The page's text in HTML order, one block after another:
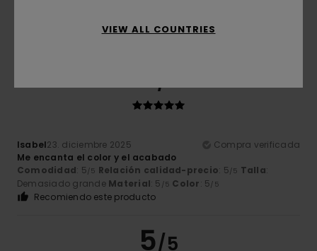
5/5
Isabel23. diciembre 2025
Compra verificada
Me encanta el color y el acabado
Comodidad: 5/5 Relación calidad-precio: 5/5 Talla:
Demasiado grande Material: 5 /5 Color: 5/5
Recomiendo este producto
5/5
VIEW ALL COUNTRIES